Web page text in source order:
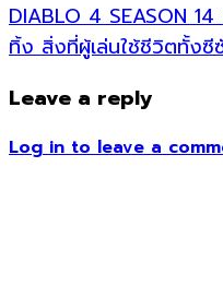
DIABLO 4 SEASON
ทิ้ง สิ่งที่ผู้เล่นใช้ชีวิตทั้งซี
Leave a reply
Log in to leave a